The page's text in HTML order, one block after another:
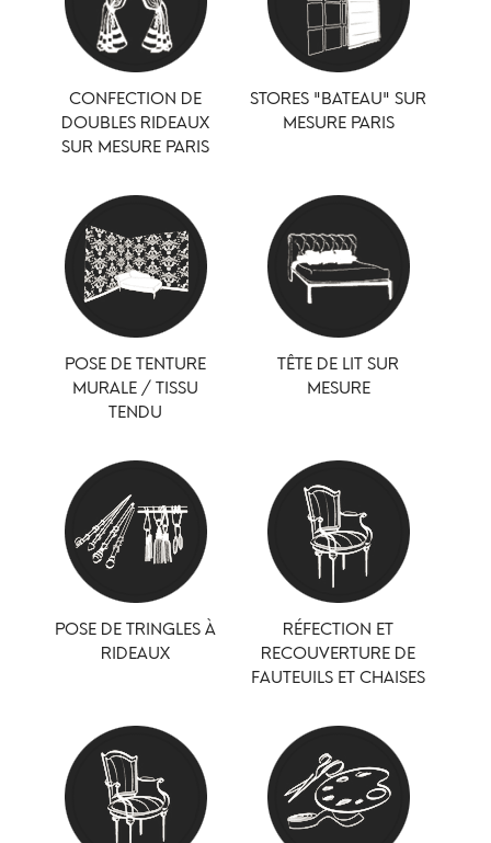
CONFECTION DE
DOUBLES RIDEAUX
SUR MESURE PARIS
STORES "BATEAU" SUR
MESURE PARIS
POSE DE TENTURE
MURALE / TISSU
TENDU
TÊTE DE LIT SUR
MESURE
POSE DE TRINGLES À
RIDEAUX
RÉFECTION ET
RECOUVERTURE DE
FAUTEUILS ET CHAISES